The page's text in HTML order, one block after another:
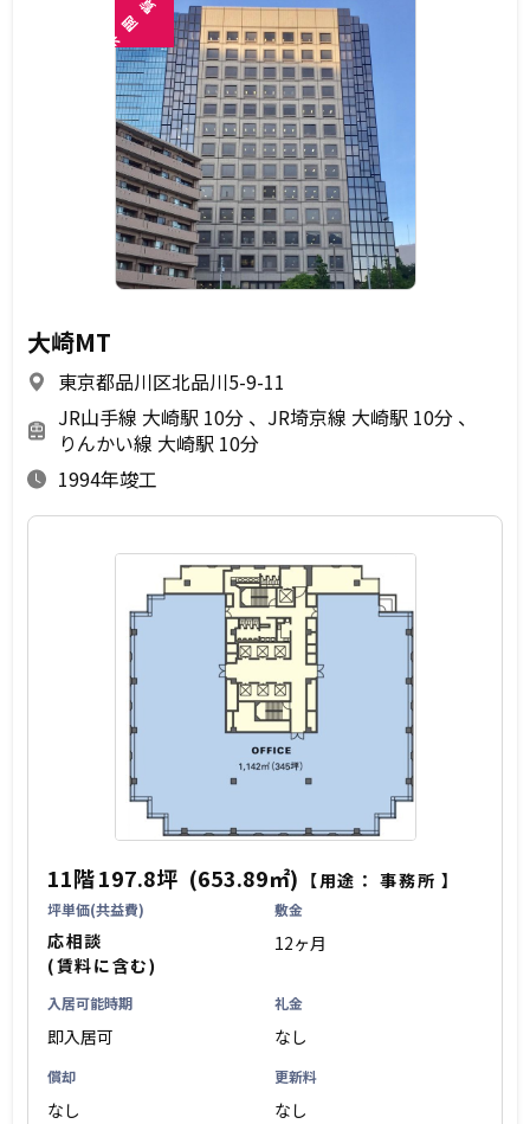
未
閲
覧
大崎MT
東京都品川区北品川5-9-11
JR山手線 大崎駅 10分
JR埼京線 大崎駅 10分
りんかい線 大崎駅 10分
1994年竣工
11階197.8坪 (653.89㎡) 【用途：事務所 】
坪単価(共益費)
応相談
(賃料に含む)
敷金
12ヶ月
入居可能時期
即入居可
礼金
なし
償却
なし
更新料
なし